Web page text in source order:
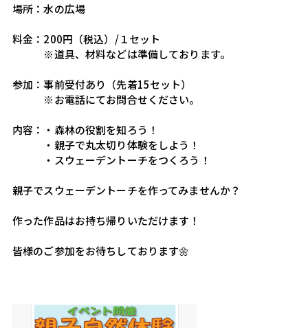
場所：水の広場
料金：200円（税込）/１セット
※道具、材料などは準備しております。
参加：事前受付あり（先着15セット）
※お電話にてお問合せください。
内容：・森林の役割を知ろう！
・親子で丸太切り体験をしよう！
・スウェーデントーチをつくろう！
親子でスウェーデントーチを作ってみませんか？
作った作品はお持ち帰りいただけます！
皆様のご参加をお待ちしております🌼